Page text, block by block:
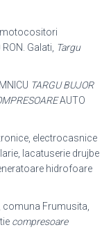
Galati, Targu
TARGU BUJOR
AUTO
electrocasnice
lacatuserie drujbe
hidrofoare
comuna Frumusita,
compresoare